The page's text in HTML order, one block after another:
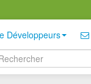
Développeurs